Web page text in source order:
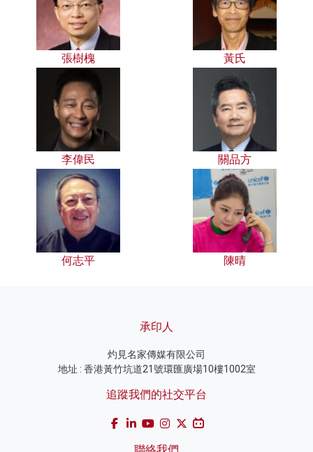
張樹槐 黃氏
李偉民 關品方
何志平 陳晴
承印人
灼見名家傳媒有限公司
地址 : 香港黃竹坑道21號環匯廣場10樓1002室
追蹤我們的社交平台